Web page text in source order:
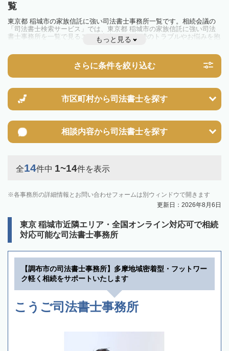
覧
東京都 稲城市の家族信託に強い司法書士事務所一覧です。相続会議の
「司法書士検索サービス」では、東京都 稲城市の家族信託に強い司法
書士事務所を一覧で見ることが出来ます。相続のトラブルやお悩みを抱
えている方は一度近隣の司法書士に相談してみましょう。
もっと見る
さらに条件を絞り込む
市区町村から司法書士を探す
相談内容から司法書士を探す
全14件中 1~14件を表示
各事務所の詳細情報とお問い合わせフォームは別ウィンドウで開きます
更新日：2026年8月6日
東京 稲城市近隣エリア・全国オンライン対応可で相続
対応可能な司法書士事務所
【調布市の司法書士事務所】多摩地域密着型・フットワー
ク軽く相続をサポートいたします
こうご司法書士事務所